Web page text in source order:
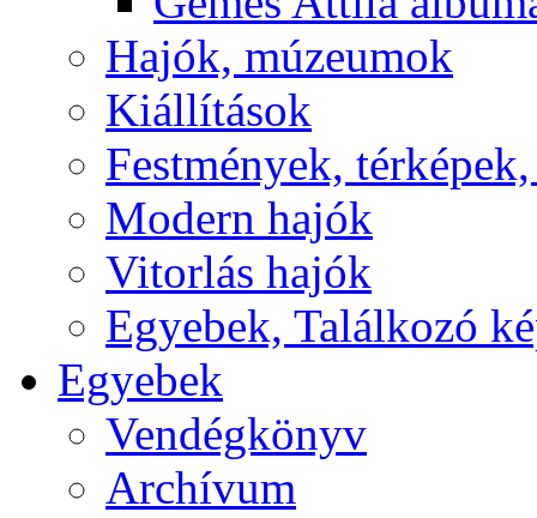
Hajók, múzeumok
Kiállítások
Festmények,
Modern hajók
Vitorlás hajók
Egyebek, Találkozó
Egyebek
Vendégkönyv
Archívum